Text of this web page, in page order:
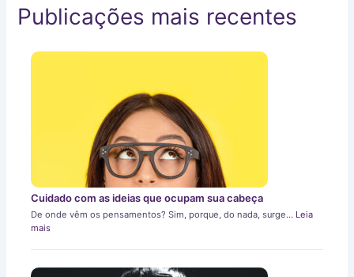
Publicações mais recentes
Cuidado com as ideias que ocupam sua cabeça
De onde vêm os pensamentos? Sim, porque, do nada, surge… Leia
mais